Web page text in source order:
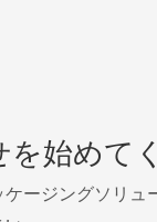
を始めて
ケージングソリ